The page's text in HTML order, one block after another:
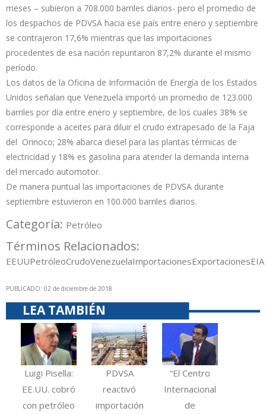
meses – subieron a 708.000 barriles diarios- pero el promedio de
los despachos de PDVSA hacia ese país entre enero y septiembre
se contrajeron 17,6% mientras que las importaciones
procedentes de esa nación repuntaron 87,2% durante el mismo
período.
Los datos de la Oficina de Información de Energía de los Estados
Unidos señalan que Venezuela importó un promedio de 123.000
barriles por día entre enero y septiembre, de los cuales 38% se
corresponde a aceites para diluir el crudo extrapesado de la Faja
del Orinoco; 28% abarca diesel para las plantas térmicas de
electricidad y 18% es gasolina para atender la demanda interna
del mercado automotor.
De manera puntual las importaciones de PDVSA durante
septiembre estuvieron en 100.000 barriles diarios.
Categoría: Petróleo
Términos Relacionados:
EEUUPetróleoCrudoVenezuelaImportacionesExportacionesEIA
PUBLICADO: 02 de diciembre de 2018
LEA TAMBIÉN
Luigi Pisella:
EE.UU. cobró
con petróleo
PDVSA
reactivó
importación
“El Centro
Internacional
de